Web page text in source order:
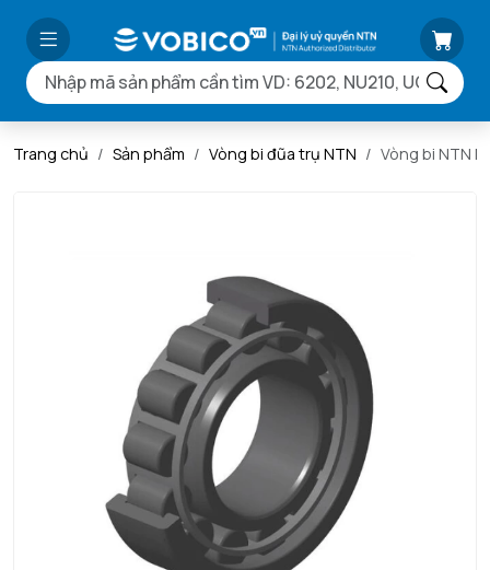
Trang chủ Sản phẩm Vòng bi đũa trụ NTN Vòng bi NTN